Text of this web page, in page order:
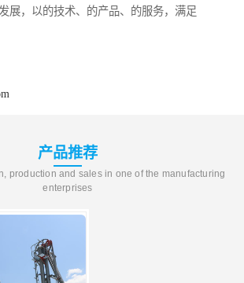
展，以的技术、的产品、的服务，满足
产品推荐
production and sales in one of the manufacturing
enterprises